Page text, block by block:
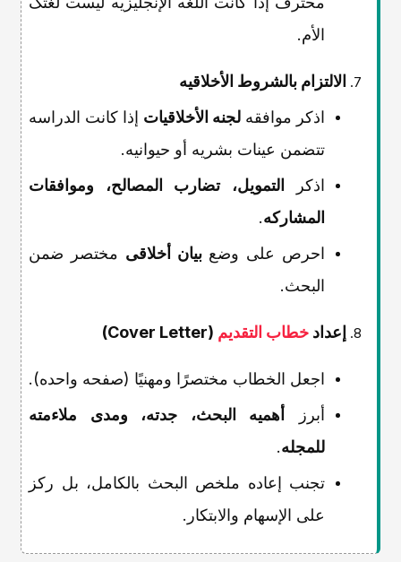
الأم.
الالتزام بالشروط الأخلاقیه
اذکر موافقه لجنه الأخلاقیات إذا کانت الدراسه
تتضمن عینات بشریه أو حیوانیه.
اذکر التمویل، تضارب المصالح، وموافقات
المشارکه.
احرص على وضعبیان أخلاقی مختصر ضمن
البحث.
إعداد خطاب التقدیم (Cover Letter)
اجعل الخطاب مختصرًا ومهنیًا (صفحه واحده).
أبرز أهمیه البحث، جدته، ومدى ملاءمته
للمجله.
تجنب إعاده ملخص البحث بالکامل، بل رکز
على الإسهام والابتکار.